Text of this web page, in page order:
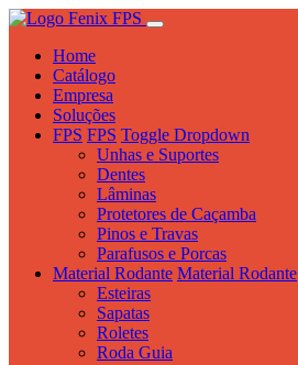
Home
Catálogo
Empresa
Soluções
FPS FPS Toggle Dropdown
Unhas e Suportes
Dentes
Lâminas
Protetores de Caçamba
Pinos e Travas
Parafusos e Porcas
Material Rodante Material Rodante
Esteiras
Sapatas
Roletes
Roda Guia